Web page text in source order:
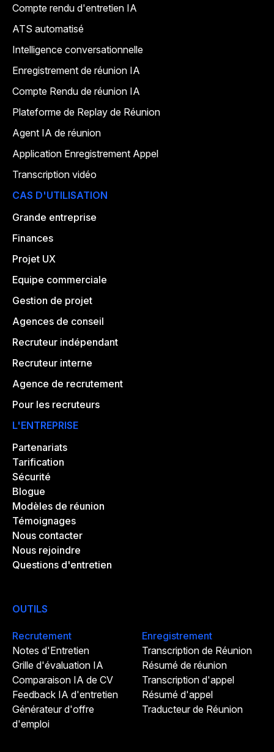
Compte rendu d'entretien IA
ATS automatisé
Intelligence conversationnelle
Enregistrement de réunion IA
Compte Rendu de réunion IA
Plateforme de Replay de Réunion
Agent IA de réunion
Application Enregistrement Appel
Transcription vidéo
CAS D'UTILISATION
Grande entreprise
Finances
Projet UX
Equipe commerciale
Gestion de projet
Agences de conseil
Recruteur indépendant
Recruteur interne
Agence de recrutement
Pour les recruteurs
L'ENTREPRISE
Partenariats
Tarification
Sécurité
Blogue
Modèles de réunion
Témoignages
Nous contacter
Nous rejoindre
Questions d'entretien
OUTILS
Recrutement
Notes d'Entretien
Grille d'évaluation IA
Comparaison IA de CV
Feedback IA d'entretien
Générateur d'offre
d'emploi
Enregistrement
Transcription de Réunion
Résumé de réunion
Transcription d'appel
Résumé d'appel
Traducteur de Réunion